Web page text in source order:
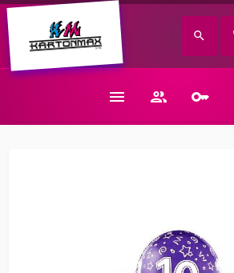
Zabudnuté heslo?
E-mail